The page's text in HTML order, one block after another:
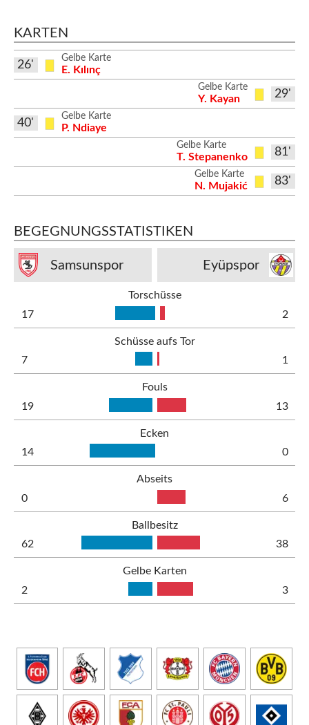
KARTEN
Gelbe Karte
E. Kılınç
26'
29'
Gelbe Karte
Y. Kayan
Gelbe Karte
P. Ndiaye
40'
81'
Gelbe Karte
T. Stepanenko
83'
Gelbe Karte
N. Mujakić
BEGEGNUNGSSTATISTIKEN
Samsunspor Eyüpspor
Torschüsse
17
2
Schüsse aufs Tor
7
1
Fouls
19
13
Ecken
14
0
Abseits
0
6
Ballbesitz
62
38
Gelbe Karten
2
3